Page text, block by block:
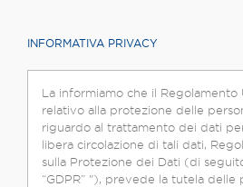
INFORMATIVA PRIVACY
La informiamo che il Regolamento
relativo alla protezione delle
riguardo al trattamento dei dati
libera circolazione di tali dati,
sulla Protezione dei Dati (di
“GDPR” "), prevede la tutela delle persone fisiche